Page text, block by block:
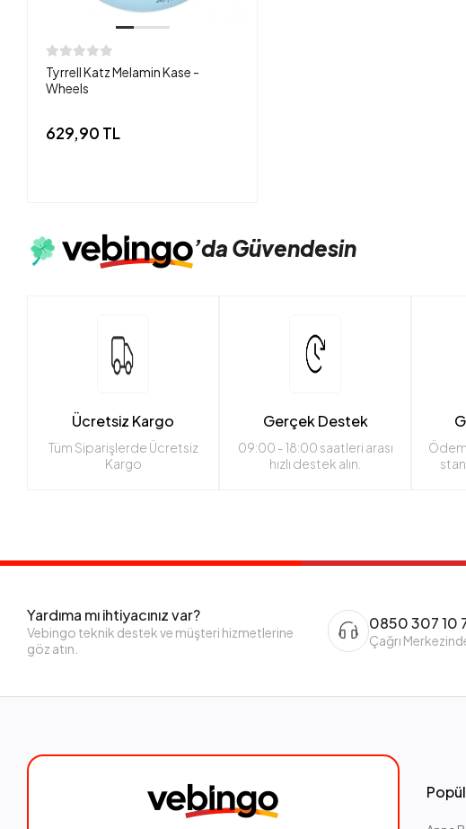
Tyrrell Katz Melamin Kase -
Wheels
629,90 TL
’da Güvendesin
Ücretsiz Kargo
Tüm Siparişlerde Ücretsiz
Kargo
Gerçek Destek
09:00 - 18:00 saatleri arası
hızlı destek alın.
Yardıma mı ihtiyacınız var?
Vebingo teknik destek ve müşteri hizmetlerine
göz atın.
0850 307 10
Çağrı